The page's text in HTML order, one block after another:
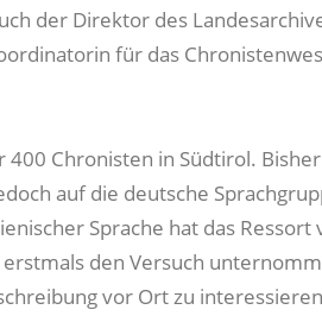
der Direktor des
für das
Chronisten in Südtirol. Bisher
auf die deutsche
Sprache hat das Ressort
den Versuch
vor Ort zu